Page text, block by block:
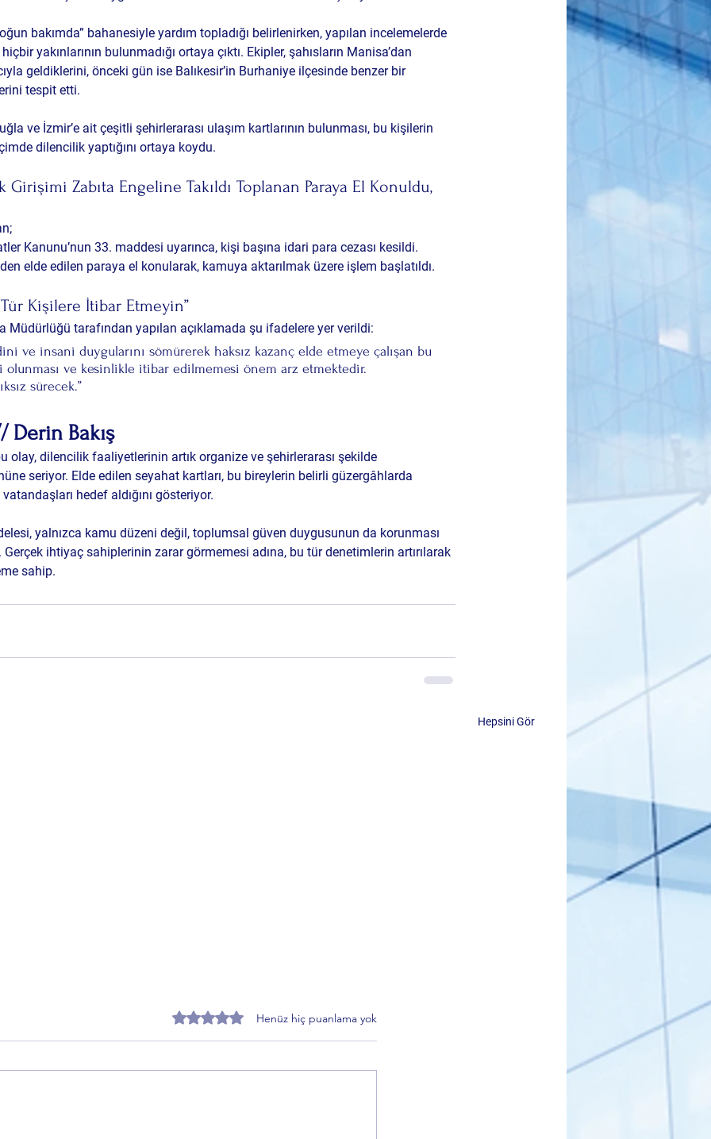
bakımda” bahanesiyle yardım topladığı belirlenirken, yapılan incelemelerde
yakınlarının bulunmadığı ortaya çıktı. Ekipler, şahısların Manisa’dan
geldiklerini, önceki gün ise Balıkesir’in Burhaniye ilçesinde benzer bir
tespit etti.
ve İzmir’e ait çeşitli şehirlerarası ulaşım kartlarının bulunması, bu kişilerin
dilencilik yaptığını ortaya koydu.
Zabıta Engeline Takıldı Toplanan Paraya El Konuldu,
Kanunu’nun 33. maddesi uyarınca, kişi başına idari para cezası kesildi.
elde edilen paraya el konularak, kamuya aktarılmak üzere işlem başlatıldı.
Tür Kişilere İtibar Etmeyin”
Müdürlüğü tarafından yapılan açıklamada şu ifadelere yer verildi:
dini ve insani duygularını sömürerek haksız kazanç elde etmeye çalışan bu
olunması ve kesinlikle itibar edilmemesi önem arz etmektedir.
sürecek.”
Derin Bakış
olay, dilencilik faaliyetlerinin artık organize ve şehirlerarası şekilde
seriyor. Elde edilen seyahat kartları, bu bireylerin belirli güzergâhlarda
hedef aldığını gösteriyor.
yalnızca kamu düzeni değil, toplumsal güven duygusunun da korunması
Gerçek ihtiyaç sahiplerinin zarar görmemesi adına, bu tür denetimlerin artırılarak
sahip.
Hepsini Gör
5 üzerinden 0 yıldızHenüz hiç puanlama yok